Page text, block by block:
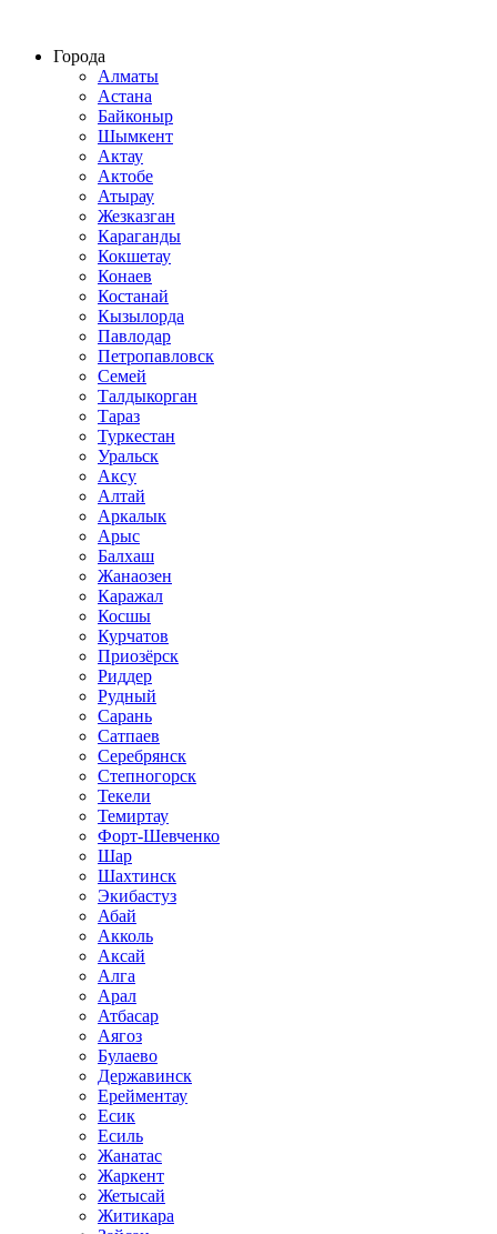
Города
Алматы
Астана
Байконыр
Шымкент
Актау
Актобе
Атырау
Жезказган
Караганды
Кокшетау
Конаев
Костанай
Кызылорда
Павлодар
Петропавловск
Семей
Талдыкорган
Тараз
Туркестан
Уральск
Аксу
Алтай
Аркалык
Арыс
Балхаш
Жанаозен
Каражал
Косшы
Курчатов
Приозёрск
Риддер
Рудный
Сарань
Сатпаев
Серебрянск
Степногорск
Текели
Темиртау
Форт-Шевченко
Шар
Шахтинск
Экибастуз
Абай
Акколь
Аксай
Алга
Арал
Атбасар
Аягоз
Булаево
Державинск
Ерейментау
Есик
Есиль
Жанатас
Жаркент
Жетысай
Житикара